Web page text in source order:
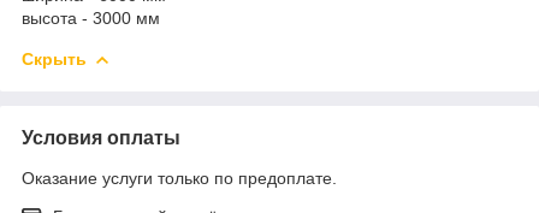
высота - 3000 мм
Скрыть
Условия оплаты
Оказание услуги только по предоплате.